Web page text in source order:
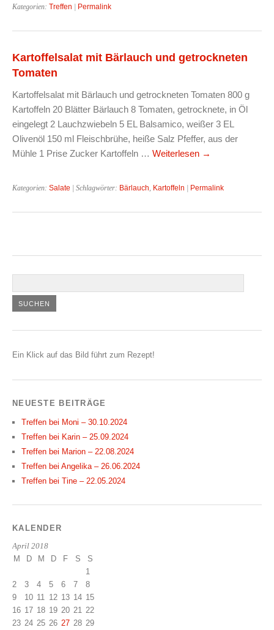
Kategorien: Treffen | Permalink
Kartoffelsalat mit Bärlauch und getrockneten
Tomaten
Kartoffelsalat mit Bärlauch und getrockneten Tomaten 800 g
Kartoffeln 20 Blätter Bärlauch 8 Tomaten, getrocknete, in Öl
eingelegt 2 Lauchzwiebeln 5 EL Balsamico, weißer 3 EL
Olivenöl 150 ml Fleischbrühe, heiße Salz Pfeffer, aus der
Mühle 1 Prise Zucker Kartoffeln … Weiterlesen →
Kategorien: Salate | Schlagwörter: Bärlauch Kartoffeln | Permalink
Ein Klick auf das Bild führt zum Rezept!
NEUESTE BEITRÄGE
Treffen bei Moni – 30.10.2024
Treffen bei Karin – 25.09.2024
Treffen bei Marion – 22.08.2024
Treffen bei Angelika – 26.06.2024
Treffen bei Tine – 22.05.2024
KALENDER
April 2018
M D M D F S
S
1
2
3 4 5 6 7
8
9
10 11 12 13 14 15
16 17 18 19 20 21 22
23 24 25 26 27 28 29